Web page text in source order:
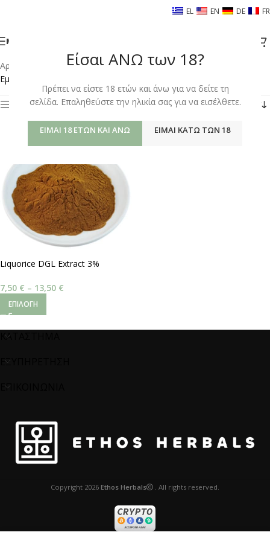
Είσαι ΑΝΩ των 18?
Πρέπει να είστε 18 ετών και άνω για να δείτε τη
σελίδα. Επαληθεύστε την ηλικία σας για να εισέλθετε.
ΕΊΜΑΙ 18 ΕΤΏΝ ΚΑΙ ΆΝΩ ΕΊΜΑΙ ΚΆΤΩ ΤΩΝ 18
EL EN DE FR
ΜΕΝΟΎ
Αρχική σελίδα Shop/Προϊόντα με ετικέτα “DGL LIQUORICE”
Εμφάνιση του μοναδικού αποτελέσματος
Φίλτρα
Liquorice DGL Extract 3%
7,50 € – 13,50 €
ΕΠΙΛΟΓΉ
ΚΑΤΑΣΤΗΜΑ
ΕΞΥΠΗΡΕΤΗΣΗ
ΕΠΙΚΟΙΝΩΝΙΑ
Copyright 2026 Ethos Herbals . All rights reserved.